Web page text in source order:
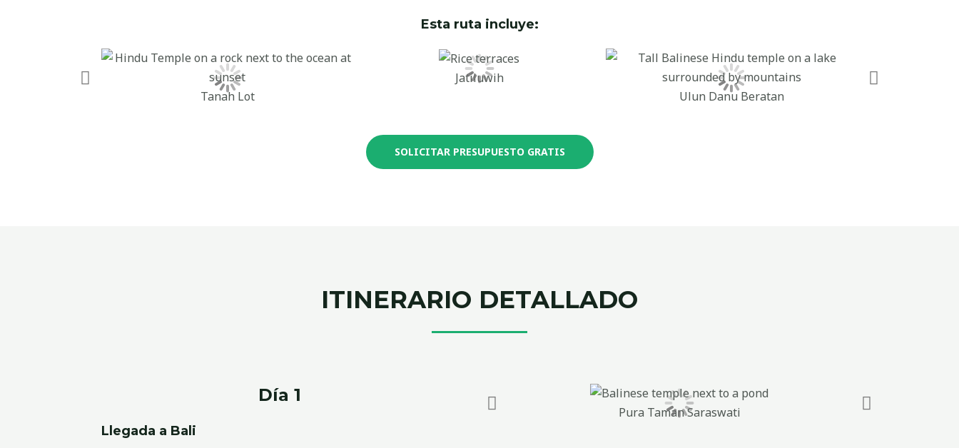
Esta ruta incluye:
Tanah Lot
Jatiluwih
Ulun Danu Beratan
SOLICITAR PRESUPUESTO GRATIS
ITINERARIO DETALLADO
Día 1
Llegada a Bali
Pura Taman Saraswati